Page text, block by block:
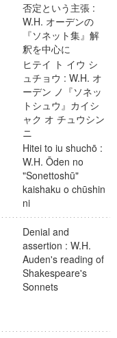
否定という主張 :
W.H. オーデンの
『ソネット集』解
釈を中心に
ヒテイ ト イウ シ
ュチョウ : W.H. オ
ーデン ノ『ソネッ
トシュウ』カイシ
ャク オ チュウシン
ニ
Hitei to iu shuchō :
W.H. Ōden no
"Sonettoshū"
kaishaku o chūshin
ni
Denial and
assertion : W.H.
Auden's reading of
Shakespeare's
Sonnets